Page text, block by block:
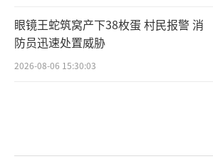
眼镜王蛇筑窝产下38枚蛋 村民报警 消
防员迅速处置威胁
2026-08-06 15:30:03